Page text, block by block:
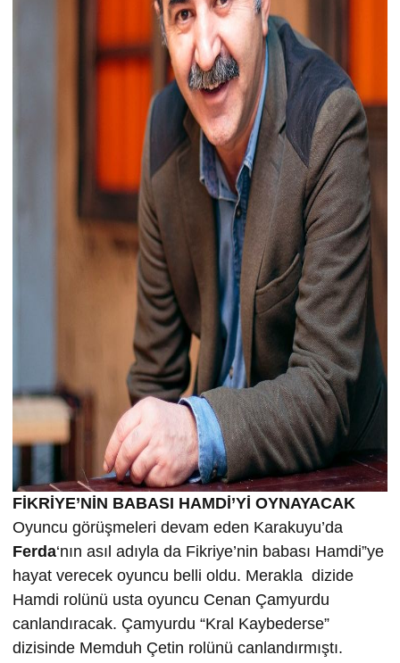
FİKRİYE’NİN BABASI HAMDİ’Yİ OYNAYACAK
Oyuncu görüşmeleri devam eden Karakuyu’da
Ferda‘nın asıl adıyla da Fikriye’nin babası Hamdi”ye
hayat verecek oyuncu belli oldu. Merakla dizide
Hamdi rolünü usta oyuncu Cenan Çamyurdu
canlandıracak. Çamyurdu “Kral Kaybederse”
dizisinde Memduh Çetin rolünü canlandırmıştı.